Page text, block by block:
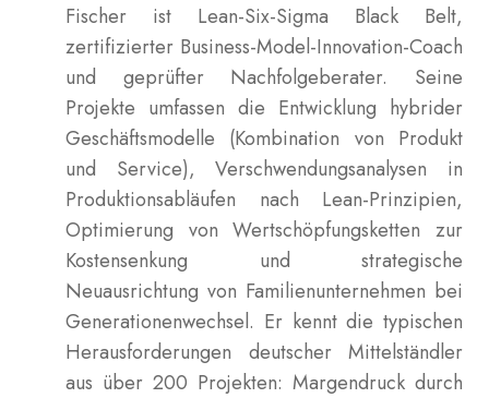
Fischer ist Lean-Six-Sigma Black Belt,
zertifizierter Business-Model-Innovation-Coach
und geprüfter Nachfolgeberater. Seine
Projekte umfassen die Entwicklung hybrider
Geschäftsmodelle (Kombination von Produkt
und Service), Verschwendungsanalysen in
Produktionsabläufen nach Lean-Prinzipien,
Optimierung von Wertschöpfungsketten zur
Kostensenkung und strategische
Neuausrichtung von Familienunternehmen bei
Generationenwechsel. Er kennt die typischen
Herausforderungen deutscher Mittelständler
aus über 200 Projekten: Margendruck durch